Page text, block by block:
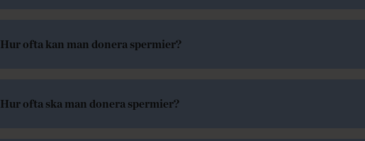
Hur ofta kan man donera spermier?
Hur ofta ska man donera spermier?